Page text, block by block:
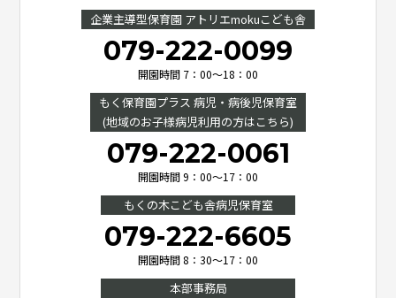
企業主導型保育園 アトリエmokuこども舎
079-222-0099
開園時間 7：00～18：00
もく保育園プラス 病児・病後児保育室
(地域のお子様病児利用の方はこちら)
079-222-0061
開園時間 9：00～17：00
もくの木こども舎病児保育室
079-222-6605
開園時間 8：30～17：00
本部事務局